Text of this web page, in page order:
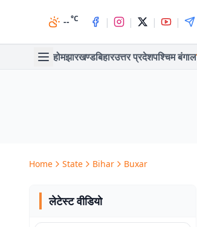
--°C | | | |
होमझारखण्डबिहारउत्तर प्रदेशपश्चिम बंगाल
Home State Bihar Buxar
लेटेस्ट वीडियो